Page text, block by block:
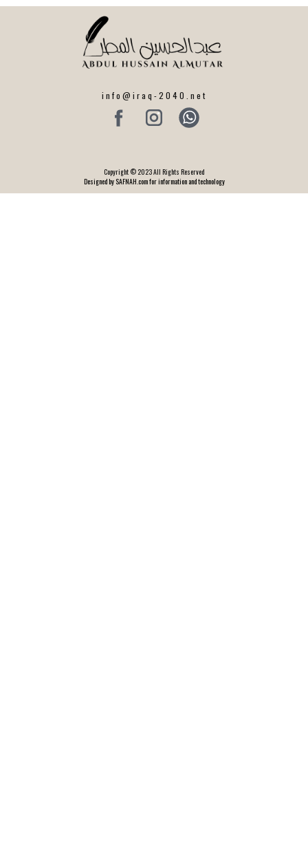
info@iraq-2040.net
Copyright © 2023 All Rights Reserved
Designed by SAFNAH.com for information and technology